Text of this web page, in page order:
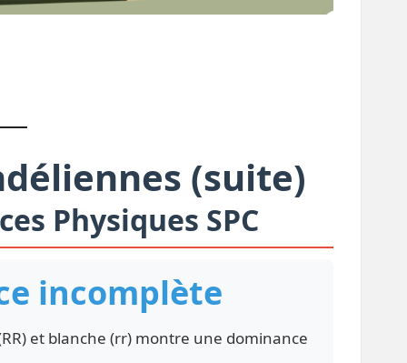
(suite)
Physiques SPC
incomplète
et blanche (rr) montre une dominance